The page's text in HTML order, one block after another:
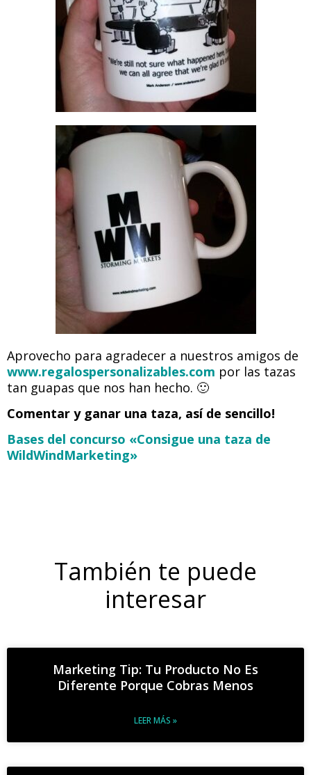
Aprovecho para agradecer a nuestros amigos de
www.regalospersonalizables.com por las tazas
tan guapas que nos han hecho. 🙂
Comentar y ganar una taza, así de sencillo!
Bases del concurso «Consigue una taza de
WildWindMarketing»
También te puede
interesar
Marketing Tip: Tu Producto No Es
Diferente Porque Cobras Menos
LEER MÁS »